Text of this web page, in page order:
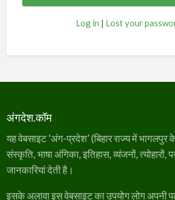
Log in | Lost your
अंगदेश.कॉम
यह वेबसाइट ‘अंग-प्रदेश’ (बिहार राज्य में
संस्कृति, भाषा अंगिका, इतिहास, व्यंजनों, त्योहारों,
जानकारियां देती है।
इसके अलावा इस वेबसाइट का उपयोग लोग अपनी